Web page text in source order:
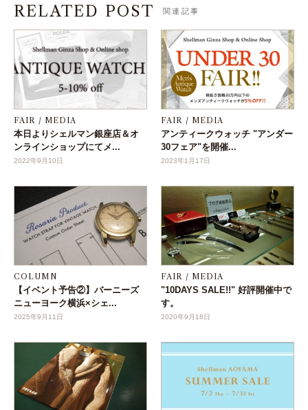
RELATED POST 関連記事
FAIR / MEDIA
本日よりシェルマン銀座店＆オ
ンラインショップにてメ...
2022年9月10日
FAIR / MEDIA
アンティークウォッチ "アンダー
30フェア"を開催...
2023年1月17日
COLUMN
【イベント予告②】バーニーズ
ニューヨーク横浜×シェ...
2025年9月11日
FAIR / MEDIA
"10DAYS SALE!!" 好評開催中で
す。
2020年9月18日